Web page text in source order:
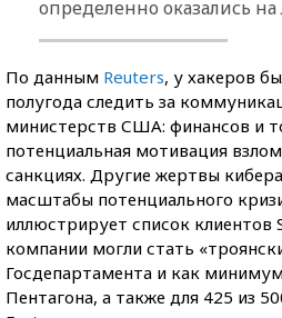
определенно оказались на
По данным Reuters, у хакеров
полугода следить за
министерств США: финансов и
потенциальная мотивация
санкциях. Другие жертвы
масштабы потенциального
иллюстрирует список
компании могли стать
Госдепартамента и как
Пентагона, а также для 425 из